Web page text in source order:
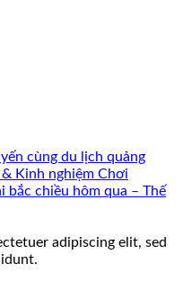
cùng du lịch quảng
Kinh nghiệm Chơi
bắc chiều hôm qua – Thế
adipiscing elit, sed